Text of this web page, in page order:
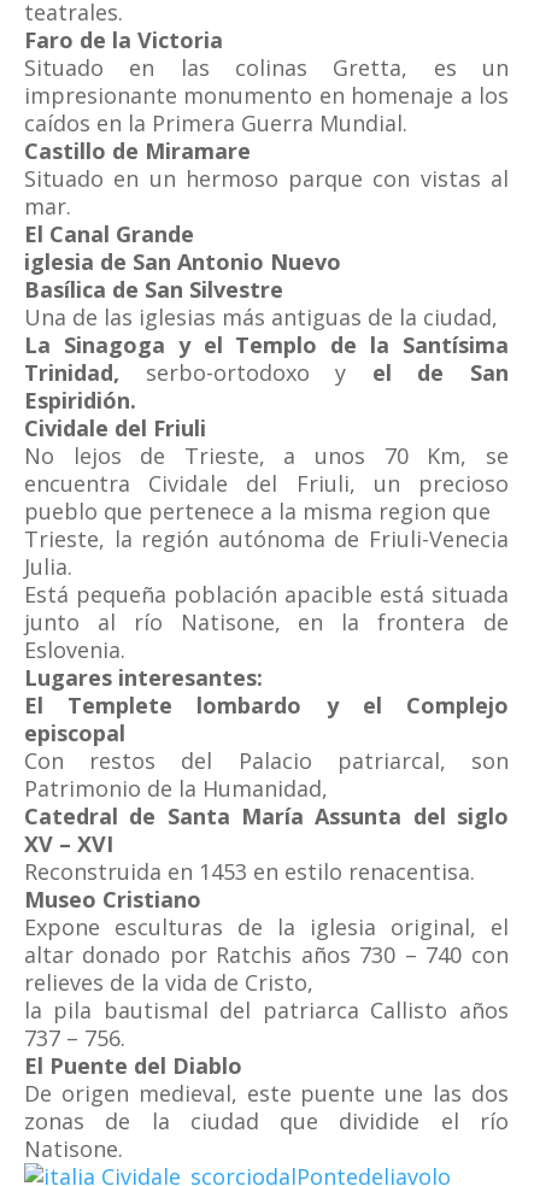
teatrales.
Faro de la Victoria
Situado en las colinas Gretta, es un
impresionante monumento en homenaje a los
caídos en la Primera Guerra Mundial.
Castillo de Miramare
Situado en un hermoso parque con vistas al
mar.
El Canal Grande
iglesia de San Antonio Nuevo
Basílica de San Silvestre
Una de las iglesias más antiguas de la ciudad,
La Sinagoga y el Templo de la Santísima
Trinidad, serbo-ortodoxo y el de San
Espiridión.
Cividale del Friuli
No lejos de Trieste, a unos 70 Km, se
encuentra Cividale del Friuli, un precioso
pueblo que pertenece a la misma region que
Trieste, la región autónoma de Friuli-Venecia
Julia.
Está pequeña población apacible está situada
junto al río Natisone, en la frontera de
Eslovenia.
Lugares interesantes:
El Templete lombardo y el Complejo
episcopal
Con restos del Palacio patriarcal, son
Patrimonio de la Humanidad,
Catedral de Santa María Assunta del siglo
XV – XVI
Reconstruida en 1453 en estilo renacentisa.
Museo Cristiano
Expone esculturas de la iglesia original, el
altar donado por Ratchis años 730 – 740 con
relieves de la vida de Cristo,
la pila bautismal del patriarca Callisto años
737 – 756.
El Puente del Diablo
De origen medieval, este puente une las dos
zonas de la ciudad que dividide el río
Natisone.